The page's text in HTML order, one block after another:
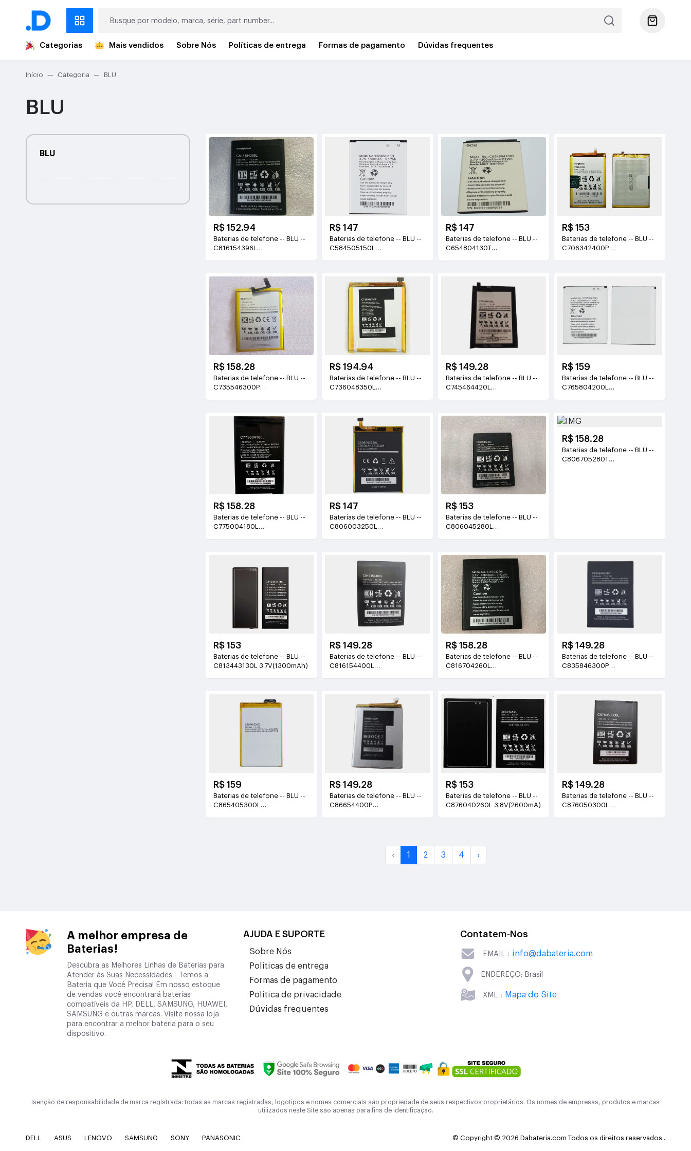
Categorias Mais vendidos Sobre Nós Políticas de entrega Formas de pagamento Dúvidas frequentes
Início Categoria BLU
BLU
BLU
R$ 152.94
Baterias de telefone -- BLU --
C816154396L
R$ 147
Baterias de telefone -- BLU --
C584505150L
R$ 147
Baterias de telefone -- BLU --
C654804130T
R$ 153
Baterias de telefone -- BLU --
C706342400P
R$ 158.28
Baterias de telefone -- BLU --
C735546300P
R$ 194.94
Baterias de telefone -- BLU --
C736048350L
R$ 149.28
Baterias de telefone -- BLU --
C745464420L
R$ 159
Baterias de telefone -- BLU --
C765804200L
R$ 158.28
Baterias de telefone -- BLU --
C775004180L
R$ 147
Baterias de telefone -- BLU --
C806003250L
R$ 153
Baterias de telefone -- BLU --
C806045280L
R$ 158.28
Baterias de telefone -- BLU --
C806705280T
R$ 153
Baterias de telefone -- BLU --
C813443130L 3.7V(1300mAh)
R$ 149.28
Baterias de telefone -- BLU --
C816154400L
R$ 158.28
Baterias de telefone -- BLU --
C816704260L
R$ 149.28
Baterias de telefone -- BLU --
C835846300P
R$ 159
Baterias de telefone -- BLU --
C865405300L
R$ 149.28
Baterias de telefone -- BLU --
C86654400P
R$ 153
Baterias de telefone -- BLU --
C876040260L 3.8V(2600mA)
R$ 149.28
Baterias de telefone -- BLU --
C876050300L
‹ 1 2 3 4 ›
A melhor empresa de
Baterias!
Descubra as Melhores Linhas de Baterias para
Atender às Suas Necessidades - Temos a
Bateria que Você Precisa! Em nosso estoque
de vendas você encontrará baterias
compatíveis da HP, DELL, SAMSUNG, HUAWEI,
SAMSUNG e outras marcas. Visite nossa loja
para encontrar a melhor bateria para o seu
dispositivo.
AJUDA E SUPORTE
Sobre Nós
Políticas de entrega
Formas de pagamento
Política de privacidade
Dúvidas frequentes
Contatem-Nos
EMAIL： info@dabateria.com
ENDEREÇO: Brasil
XML： Mapa do Site
Isenção de responsabilidade de marca registrada: todas as marcas registradas, logotipos e nomes comerciais são propriedade de seus respectivos proprietários. Os nomes de empresas, produtos e marcas
utilizados neste Site são apenas para fins de identificação.
DELL ASUS LENOVO SAMSUNG SONY PANASONIC © Copyright © 2026 Dabateria.com Todos os direitos reservados..